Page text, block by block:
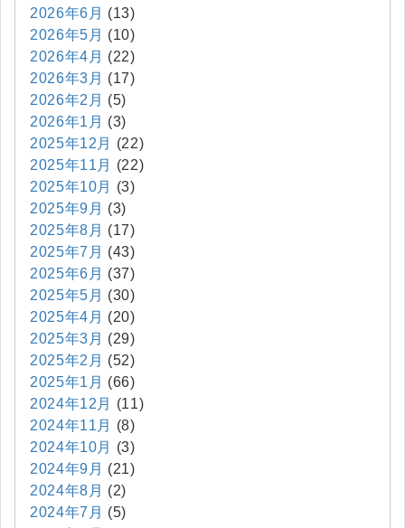
2026年6月 (13)
2026年5月 (10)
2026年4月 (22)
2026年3月 (17)
2026年2月 (5)
2026年1月 (3)
2025年12月
(22)
2025年11月
(22)
2025年10月
(3)
2025年9月 (3)
2025年8月 (17)
2025年7月 (43)
2025年6月 (37)
2025年5月 (30)
2025年4月 (20)
2025年3月 (29)
2025年2月 (52)
2025年1月 (66)
2024年12月
(11)
2024年11月
(8)
2024年10月
(3)
2024年9月 (21)
2024年8月 (2)
2024年7月 (5)